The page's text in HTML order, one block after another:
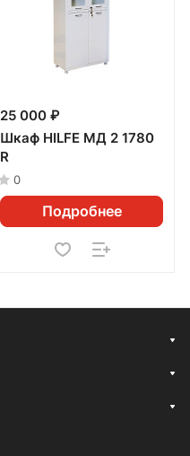
25 000 ₽
Шкаф HILFE МД 2 1780
R
0
Подробнее